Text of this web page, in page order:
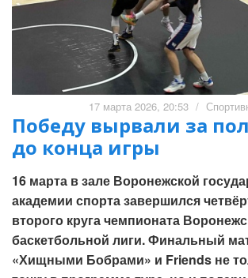
17 марта 2026, 20:53 /
Победу вырвали за
до конца игры
16 марта в зале Воронежской
академии спорта завершился
второго круга чемпионата
баскетбольной лиги. Финальный
«Хищными Бобрами» и Friends не